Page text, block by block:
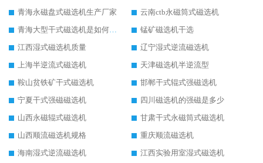
青海永磁盘式磁选机生产厂家
云南ctb永磁筒式磁选机
青海大型干式磁选机是如何选矿的
锰矿磁选机干选
江西湿式磁选机质量
辽宁湿式逆流磁选机
上海半逆流式磁选机
天津磁选机半逆流型
鞍山贫铁矿干式磁选机
邯郸干式辊式强磁选机
宁夏干式强磁磁选机
四川磁选机的强磁是多少
山西永磁辊式磁选机
甘肃干式永磁筒式磁选机
山西顺流磁选机规格
重庆顺流磁选机
海南湿式逆流磁选机
江西实验用室湿式磁选机